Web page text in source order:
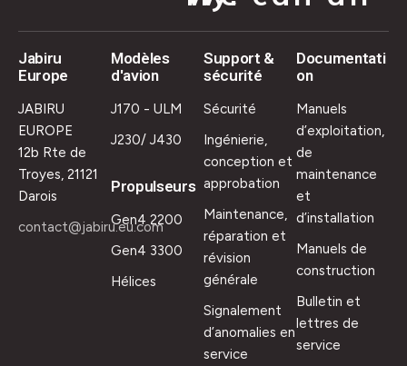
Jabiru
Europe
JABIRU
EUROPE
12b Rte de
Troyes, 21121
Darois
contact@jabiru.eu.com
Modèles
d'avion
J170 - ULM
J230/ J430
Propulseurs
Gen4 2200
Gen4 3300
Hélices
Support &
sécurité
Sécurité
Ingénierie,
conception et
approbation
Maintenance,
réparation et
révision
générale
Signalement
d’anomalies en
service
Documentati
on
Manuels
d’exploitation,
de
maintenance
et
d’installation
Manuels de
construction
Bulletin et
lettres de
service